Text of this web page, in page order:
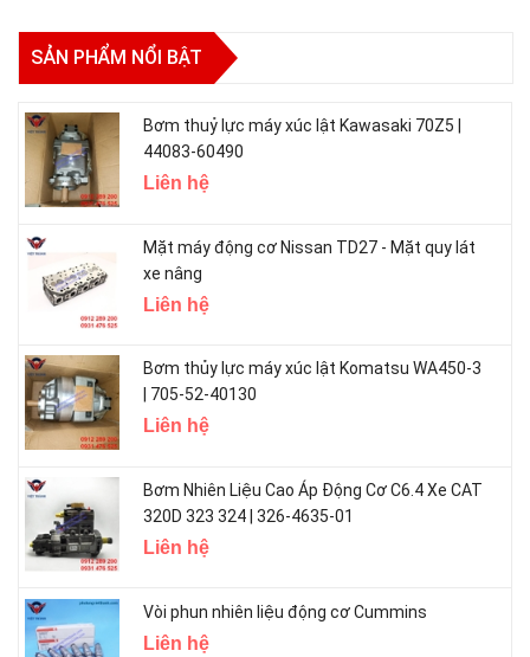
SẢN PHẨM NỔI BẬT
Bơm thuỷ lực máy xúc lật Kawasaki 70Z5 |
44083-60490
Liên hệ
Mặt máy động cơ Nissan TD27 - Mặt quy lát
xe nâng
Liên hệ
Bơm thủy lực máy xúc lật Komatsu WA450-3
| 705-52-40130
Liên hệ
Bơm Nhiên Liệu Cao Áp Động Cơ C6.4 Xe CAT
320D 323 324 | 326-4635-01
Liên hệ
Vòi phun nhiên liệu động cơ Cummins
Liên hệ